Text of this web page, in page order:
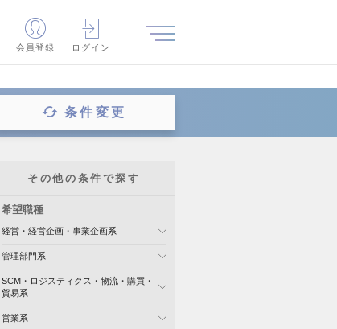
会員登録 ログイン
条件変更
その他の条件で探す
希望職種
経営・経営企画・事業企画系
管理部門系
SCM・ロジスティクス・物流・購買・
貿易系
営業系